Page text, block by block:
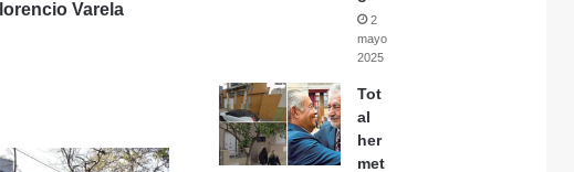
Varela
2
mayo,
2025
Tot
al
her
met